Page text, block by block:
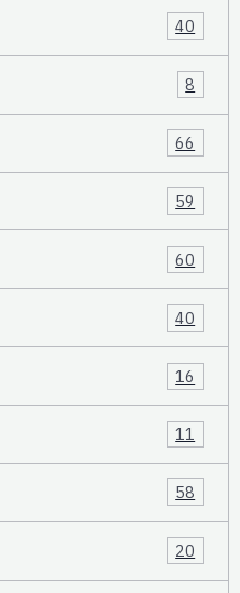
40
8
66
59
60
40
16
11
58
20